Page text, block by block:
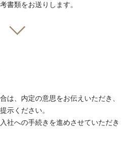
書類をお送りします。
は、内定の意思をお伝えいただき、
示ください。
社への手続きを進めさせていただき